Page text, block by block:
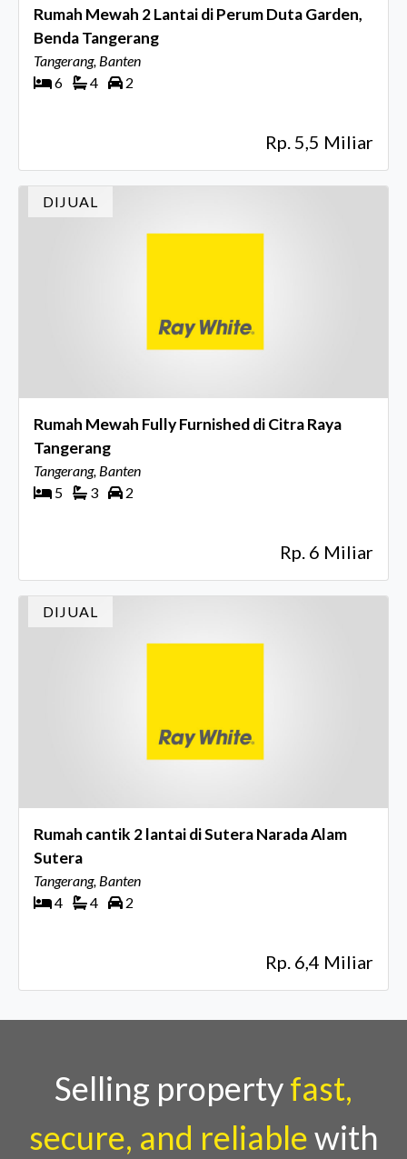
Rumah Mewah 2 Lantai di Perum Duta Garden,
Benda Tangerang
Tangerang, Banten
6
4 2
Rp. 5,5 Miliar
DIJUAL
Rumah Mewah Fully Furnished di Citra Raya
Tangerang
Tangerang, Banten
5
3 2
Rp. 6 Miliar
DIJUAL
Rumah cantik 2 lantai di Sutera Narada Alam
Sutera
Tangerang, Banten
4
4 2
Rp. 6,4 Miliar
Selling propertyfast,
secure, and reliablewith